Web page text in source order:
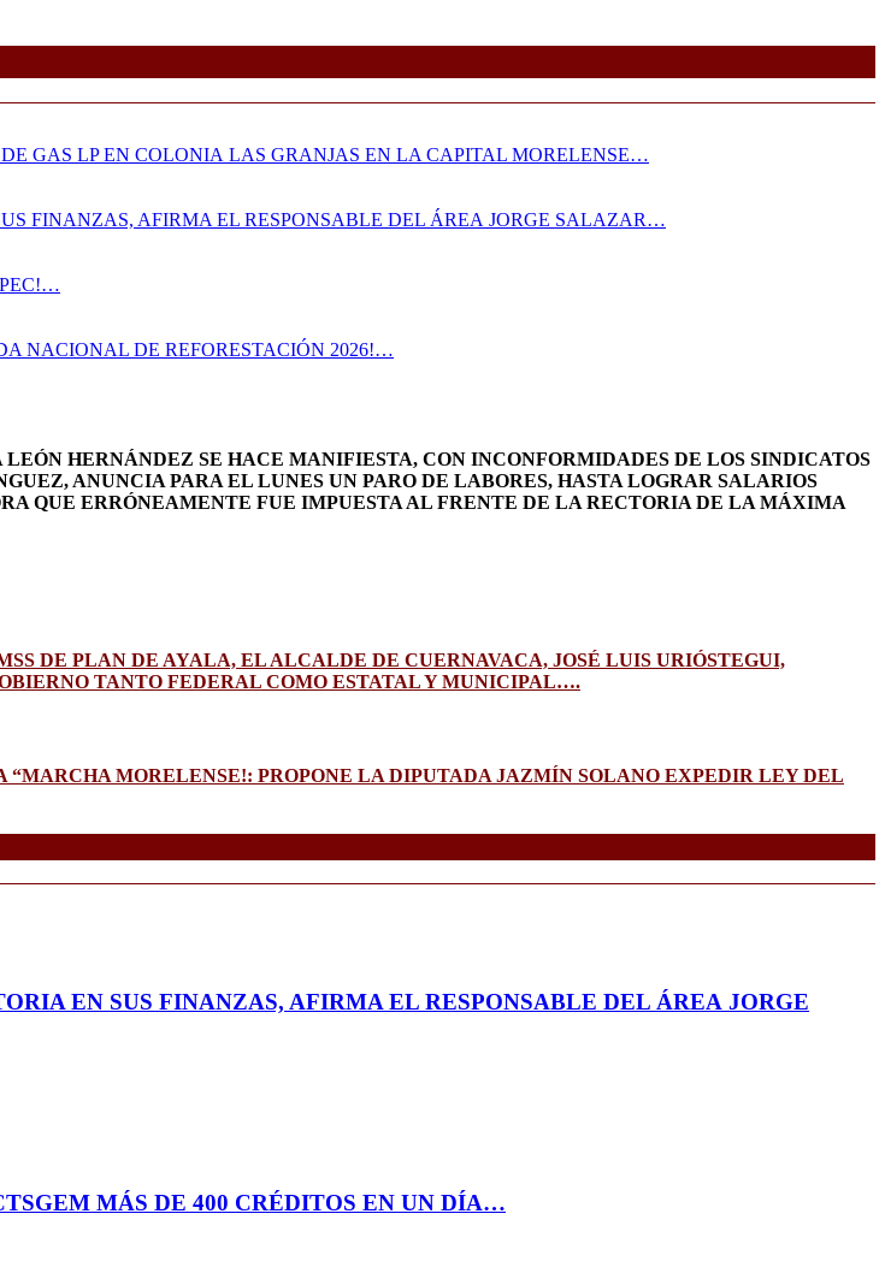
GAS LP EN COLONIA LAS GRANJAS EN LA CAPITAL MORELENSE…
FINANZAS, AFIRMA EL RESPONSABLE DEL ÁREA JORGE SALAZAR…
NACIONAL DE REFORESTACIÓN 2026!…
HERNÁNDEZ SE HACE MANIFIESTA, CON INCONFORMIDADES DE LOS SINDICATOS
ANUNCIA PARA EL LUNES UN PARO DE LABORES, HASTA LOGRAR SALARIOS
QUE ERRÓNEAMENTE FUE IMPUESTA AL FRENTE DE LA RECTORIA DE LA MÁXIMA
DE PLAN DE AYALA, EL ALCALDE DE CUERNAVACA, JOSÉ LUIS URIÓSTEGUI,
TANTO FEDERAL COMO ESTATAL Y MUNICIPAL….
MORELENSE!: PROPONE LA DIPUTADA JAZMÍN SOLANO EXPEDIR LEY DEL
EN SUS FINANZAS, AFIRMA EL RESPONSABLE DEL ÁREA JORGE
MÁS DE 400 CRÉDITOS EN UN DÍA…